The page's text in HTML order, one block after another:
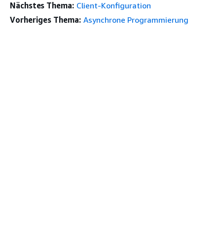
Nächstes Thema: Client-Konfiguration
Vorheriges Thema: Asynchrone Programmierung